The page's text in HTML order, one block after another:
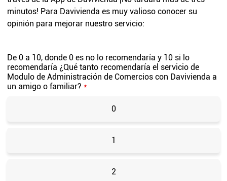
minutos! Para Davivienda es muy valioso conocer su
opinión para mejorar nuestro servicio:
De 0 a 10, donde 0 es no lo recomendaría y 10 si lo
recomendaría ¿Qué tanto recomendaría el servicio de
Modulo de Administración de Comercios con Davivienda a
un amigo o familiar? *
0
1
2